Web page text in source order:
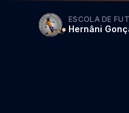
ESCOLA DE
Hernâni